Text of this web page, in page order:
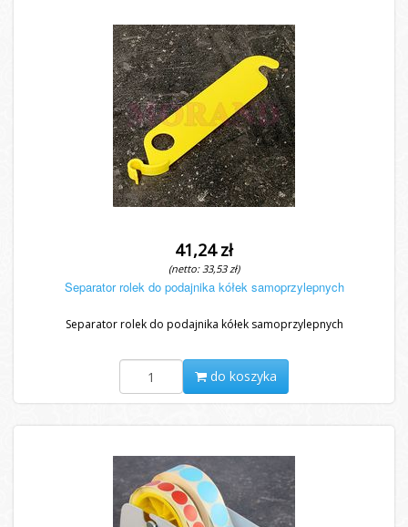
41,24 zł
(netto: 33,53 zł)
Separator rolek do podajnika kółek samoprzylepnych
Separator rolek do podajnika kółek samoprzylepnych
do koszyka